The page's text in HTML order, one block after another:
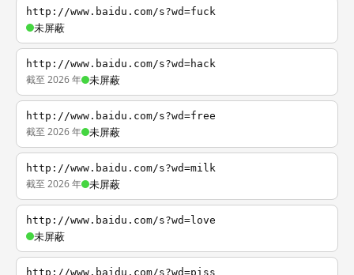
http://www.baidu.com/s?wd=fuck
未屏蔽
http://www.baidu.com/s?wd=hack
截至 2026 年 未屏蔽
http://www.baidu.com/s?wd=free
截至 2026 年 未屏蔽
http://www.baidu.com/s?wd=milk
截至 2026 年 未屏蔽
http://www.baidu.com/s?wd=love
未屏蔽
http://www.baidu.com/s?wd=piss